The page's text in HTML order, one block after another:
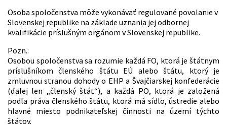
Osoba spoločenstva môže vykonávať regulované povolanie v
Slovenskej republike na základe uznania jej odbornej
kvalifikácie príslušným orgánom v Slovenskej republike.
Pozn.:
Osobou spoločenstva sa rozumie každá FO, ktorá je štátnym
príslušníkom členského štátu EÚ alebo štátu, ktorý je
zmluvnou stranou dohody o EHP a Švajčiarskej konfederácie
(ďalej len „členský štát“), a každá PO, ktorá je založená
podľa práva členského štátu, ktorá má sídlo, ústredie alebo
hlavné miesto podnikateľskej činnosti na území týchto
štátov.